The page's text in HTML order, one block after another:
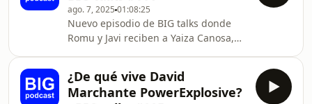
incó
revolucionando el acceso a la
vivienda: habitación.com.Una
conversación sobre el lado real del
emprendimiento: dejar lo seguro por
una idea, levantar capital entre
dificultades, montar un negocio co
ago. 7, 2025 01:08:25
Nuevo episodio de BIG talks donde
Romu y Javi reciben a Yaiza Canosa,
sector del transporte de mercancías
voluminosas en España. Reconocida
¿De qué vive David
Marchante PowerExplosive?